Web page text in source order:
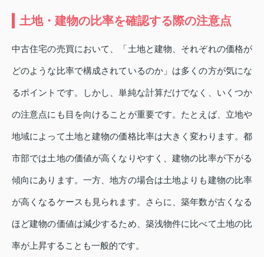
土地・建物の比率を確認する際の注意点
中古住宅の売買において、「土地と建物、それぞれの価格が
どのような比率で構成されているのか」は多くの方が気にな
るポイントです。しかし、単純な計算だけでなく、いくつか
の注意点にも目を向けることが重要です。たとえば、立地や
地域によって土地と建物の価格比率は大きく変わります。都
市部では土地の価値が高くなりやすく、建物の比率が下がる
傾向にあります。一方、地方の場合は土地よりも建物の比率
が高くなるケースも見られます。さらに、築年数が古くなる
ほど建物の価値は減少するため、築浅物件に比べて土地の比
率が上昇することも一般的です。